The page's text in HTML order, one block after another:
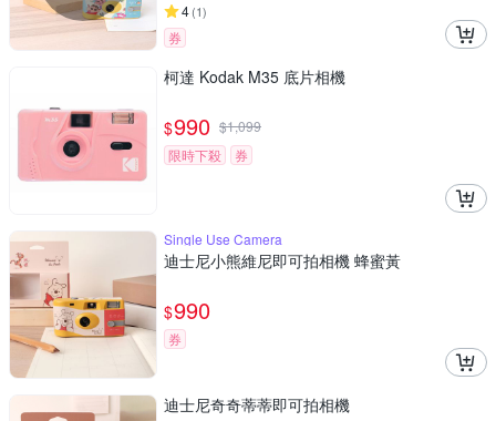
4(1)
券
柯達 Kodak M35 底片相機
$990 $1,099
限時下殺
券
Single Use Camera
迪士尼小熊維尼即可拍相機 蜂蜜黃
$990
券
迪士尼奇奇蒂蒂即可拍相機